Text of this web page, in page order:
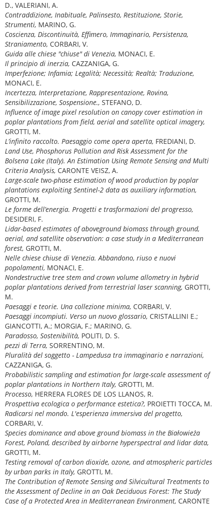
D., VALERIANI, A.
Contraddizione, Inabituale, Palinsesto, Restituzione, Storie,
Strumenti, MARINO, G.
Coscienza, Discontinuità, Effimero, Immaginario, Persistenza,
Straniamento, CORBARI, V.
Guida alle chiese "chiuse" di Venezia, MONACI, E.
Il principio di inerzia, CAZZANIGA, G.
Imperfezione; Infamia; Legalità; Necessità; Realtà; Traduzione,
MONACI, E.
Incertezza, Interpretazione, Rappresentazione, Rovina,
Sensibilizzazione, Sospensione., STEFANO, D.
Influence of image pixel resolution on canopy cover estimation in
poplar plantations from field, aerial and satellite optical imagery,
GROTTI, M.
L’infinito raccolto. Paesaggio come opera aperta, FREDIANI, D.
Land Use, Phosphorus Pollution and Risk Assessment for the
Bolsena Lake (Italy). An Estimation Using Remote Sensing and Multi
Criteria Analysis, CARONTE VEISZ, A.
Large-scale two-phase estimation of wood production by poplar
plantations exploiting Sentinel-2 data as auxiliary information,
GROTTI, M.
Le forme dell’energia. Progetti e trasformazioni del progresso,
DESIDERI, F.
Lidar-based estimates of aboveground biomass through ground,
aerial, and satellite observation: a case study in a Mediterranean
forest, GROTTI, M.
Nelle chiese chiuse di Venezia. Abbandono, riuso e nuovi
popolamenti, MONACI, E.
Nondestructive tree stem and crown volume allometry in hybrid
poplar plantations derived from terrestrial laser scanning, GROTTI,
M.
Paesaggi e teorie. Una collezione minima, CORBARI, V.
Paesaggi incompiuti. Verso un nuovo glossario, CRISTALLINI E.;
GIANCOTTI, A.; MORGIA, F.; MARINO, G.
Paradosso, Sostenibilità, POLITI, D. S.
pezzi di Terra, SORRENTINO, M.
Pluralità del soggetto - Lampedusa tra immaginario e narrazioni,
CAZZANIGA, G.
Probabilistic sampling and estimation for large-scale assessment of
poplar plantations in Northern Italy, GROTTI, M.
Processo, HERRERA FLORES DE LOS LLANOS, R.
Prospettiva ecologica o performance estetica?, PROIETTI TOCCA, M.
Radicarsi nel mondo. L'esperienza immersiva del progetto,
CORBARI, V.
Species dominance and above ground biomass in the Białowieża
Forest, Poland, described by airborne hyperspectral and lidar data,
GROTTI, M.
Testing removal of carbon dioxide, ozone, and atmospheric particles
by urban parks in Italy, GROTTI, M.
The Contribution of Remote Sensing and Silvicultural Treatments to
the Assessment of Decline in an Oak Deciduous Forest: The Study
Case of a Protected Area in Mediterranean Environment, CARONTE